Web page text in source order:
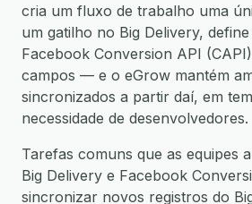
cria um fluxo de trabalho uma
um gatilho no Big Delivery,
Facebook Conversion API
campos — e o eGrow mantém
sincronizados a partir daí, em
necessidade de desenvolvedores.
Tarefas comuns que as equipes
Big Delivery e Facebook
sincronizar novos registros do